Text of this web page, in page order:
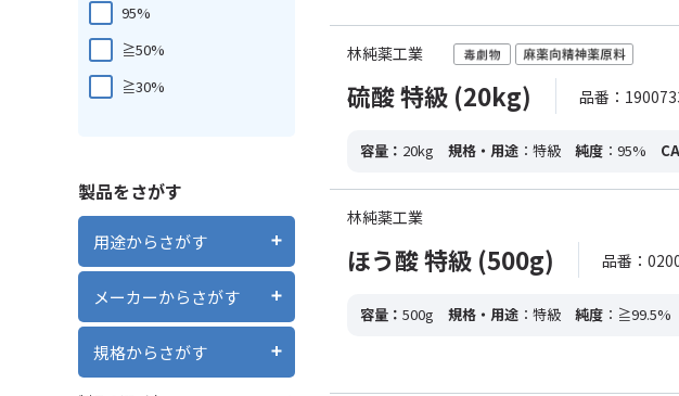
95%
≧50%
≧30%
製品をさがす
用途からさがす
メーカーからさがす
規格からさがす
林純薬工業
硫酸 特級 (20kg) 品番：
容量： 20kg 規格・用途 ：特級 純度 ：95%
林純薬工業
ほう酸 特級 (500g) 品番：
容量： 500g 規格・用途 ：特級 純度 ：≧99.5%